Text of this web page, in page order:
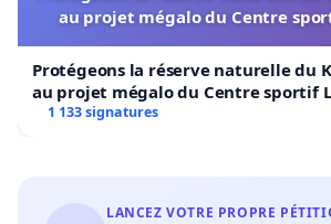
au projet mégalo du Centre
Protégeons la réserve naturelle du
au projet mégalo du Centre sportif
1 133 signatures
LANCEZ VOTRE PROPRE